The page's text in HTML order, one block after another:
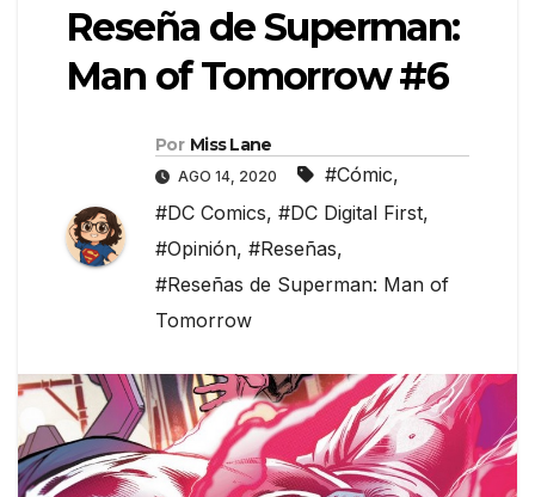
Reseña de Superman:
Man of Tomorrow #6
Por Miss Lane
AGO 14, 2020 #Cómic,
#DC Comics, #DC Digital First,
#Opinión, #Reseñas,
#Reseñas de Superman: Man of
Tomorrow